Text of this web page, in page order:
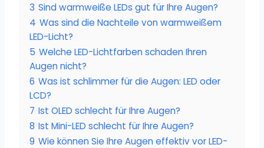
3 Sind warmweiße LEDs gut für Ihre Augen?
4 Was sind die Nachteile von warmweißem
LED-Licht?
5 Welche LED-Lichtfarben schaden Ihren
Augen nicht?
6 Was ist schlimmer für die Augen: LED oder
LCD?
7 Ist OLED schlecht für Ihre Augen?
8 Ist Mini-LED schlecht für Ihre Augen?
9 Wie können Sie Ihre Augen effektiv vor LED-